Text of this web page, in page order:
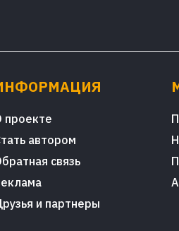
проекте
автором
связь
и партнеры